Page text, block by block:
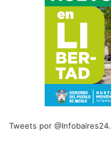
Tweets por @Infobaires24.